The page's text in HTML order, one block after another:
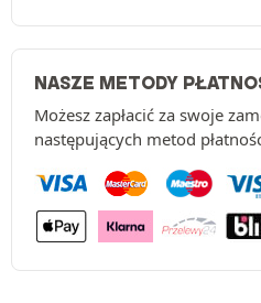
NASZE METODY
Możesz zapłacić za swoje
następujących metod